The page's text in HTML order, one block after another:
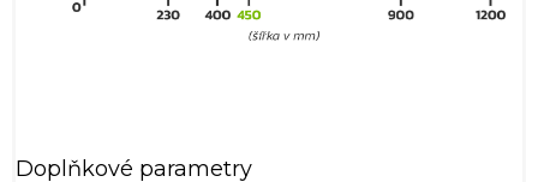
Doplňkové parametry